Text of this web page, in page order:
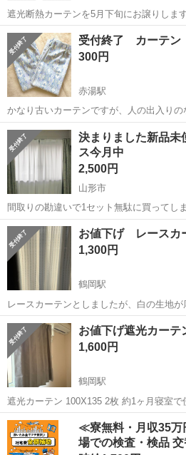
遮光断熱カーテンを5月下旬にお譲りしま
た。 直接取りに来てくれる方のみです。 山形市
テン 1級遮光 幅150cm×丈178cm 2枚組
山形 山形市 山形駅 カーテン
300円
赤湯駅
かなり古いカーテンですが、人の出入り
で、古いわりにはわりときれいです 洗濯
に汚れや、毛羽立ちありますが、 柄物な
います フックはついてますが、...
山形 南陽市 赤湯駅 カーテン
決まりました新品未
ス今月中
2,500円
山形市
間取りの勘違いで1セット無駄に買ってし
袋も開けていない状態です。 1.2枚目の写
テンで日中撮影した写真です。 4枚目が夜
ーテン 幅100×丈178...
山形 山形市 カーテン、ブライン
お値下げ レースカ
1,300円
鶴岡駅
レースカーテンとしましたが、白の生地が
ンと違ってあまり透けて見えません。 写
が、光沢のある透け感が無い生地に水色
す。 画像3枚目。 画像は日光のせ...
山形 鶴岡市 鶴岡駅 カーテン
お値下げ遮光カー
1,600円
鶴岡駅
遮光カーテン 100X135 2枚 約1ヶ月寝室で使用 光沢のあるグレー、ほ
ぼ使用感ありません。 遮光カーテンなので、
色々出品中です。 宜しくお願いします。
山形 鶴岡市 鶴岡駅 カーテン
≪寮無料・月収35
場での検査・検品 交